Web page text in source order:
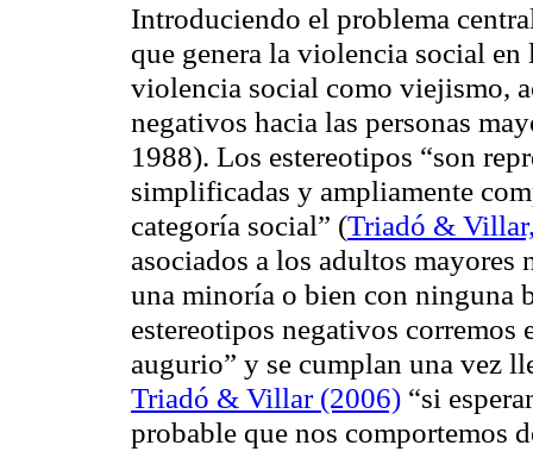
Introduciendo el problema
que genera la violencia social
violencia social como viejismo,
negativos hacia las personas
1988). Los estereotipos “son
simplificadas y ampliamente
categoría social” (Triadó &
asociados a los adultos mayores
una minoría o bien con ninguna
estereotipos negativos
augurio” y se cumplan una vez
Triadó & Villar (2006) “si
probable que nos comportemos